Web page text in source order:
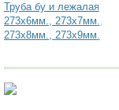
Труба бу и лежалая
273х6мм., 273х7мм.,
273х8мм., 273х9мм.